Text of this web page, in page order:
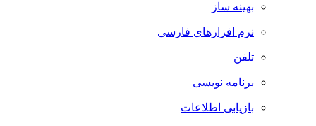
بهینه ساز
نرم افزارهای فارسی
تلفن
برنامه نویسی
بازیابی اطلاعات